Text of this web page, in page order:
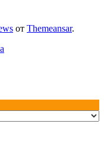
от Themeansar.